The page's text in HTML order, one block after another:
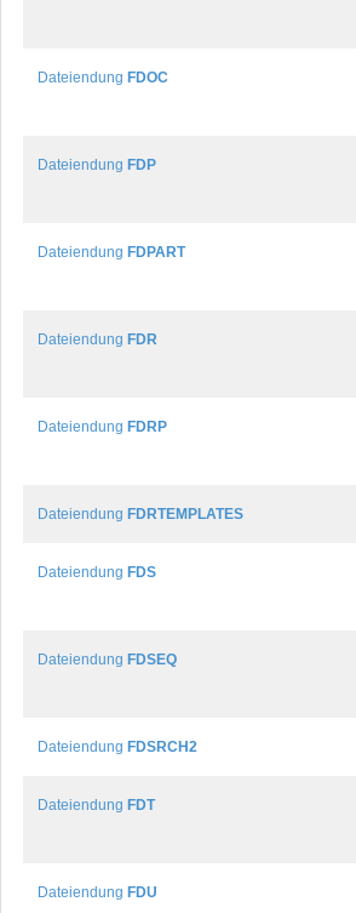
Dateiendung FDOC
Dateiendung FDP
Dateiendung FDPART
Dateiendung FDR
Dateiendung FDRP
Dateiendung FDRTEMPLATES
Dateiendung FDS
Dateiendung FDSEQ
Dateiendung FDSRCH2
Dateiendung FDT
Dateiendung FDU